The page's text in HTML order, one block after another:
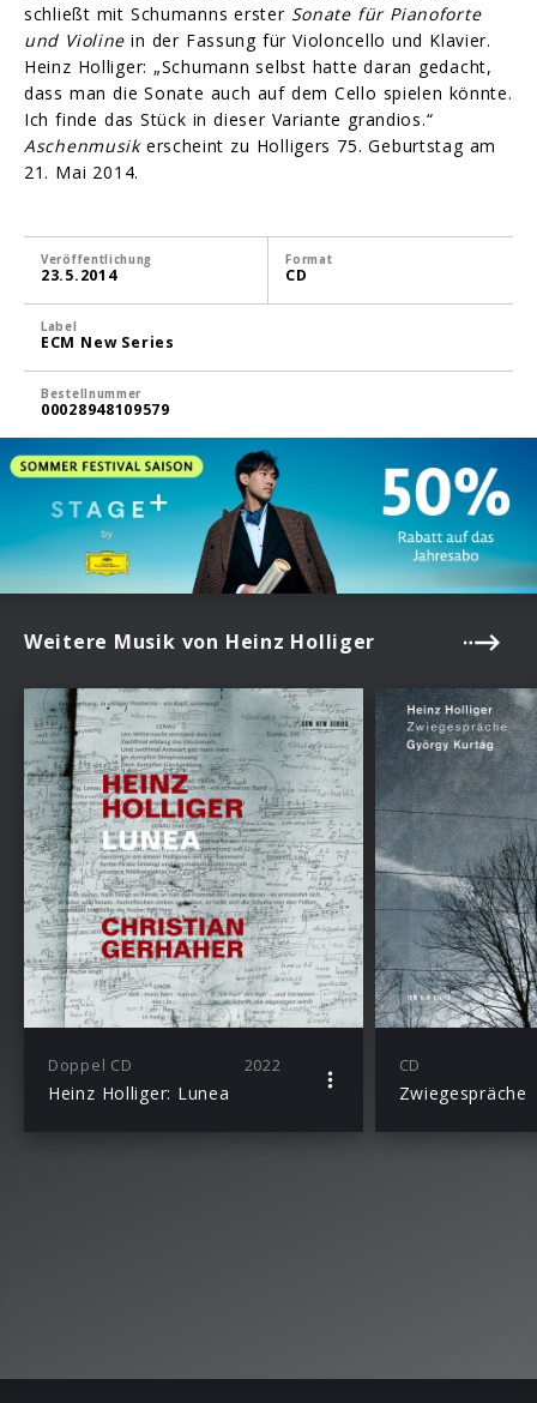
schließt mit Schumanns erster Sonate für Pianoforte
und Violine in der Fassung für Violoncello und Klavier.
Heinz Holliger: „Schumann selbst hatte daran gedacht,
dass man die Sonate auch auf dem Cello spielen könnte.
Ich finde das Stück in dieser Variante grandios.“
Aschenmusikerscheint zu Holligers 75. Geburtstag am
21. Mai 2014.
Veröffentlichung
23.5.2014
Format
CD
Label
ECM New Series
Bestellnummer
00028948109579
Weitere Musik von Heinz Holliger
Doppel CD 2022
Heinz Holliger: Lunea
CD
Zwiegespräche